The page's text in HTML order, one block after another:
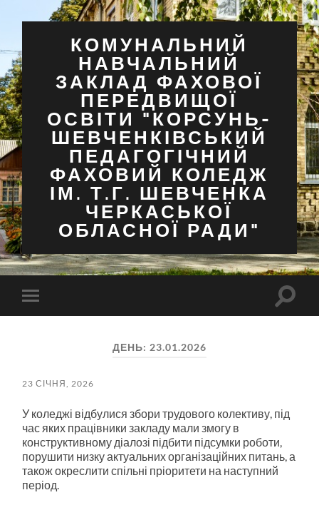
КОМУНАЛЬНИЙ
НАВЧАЛЬНИЙ
ЗАКЛАД ФАХОВОЇ
ПЕРЕДВИЩОЇ
ОСВІТИ "КОРСУНЬ-
ШЕВЧЕНКІВСЬКИЙ
ПЕДАГОГІЧНИЙ
ФАХОВИЙ КОЛЕДЖ
ІМ. Т.Г. ШЕВЧЕНКА
ЧЕРКАСЬКОЇ
ОБЛАСНОЇ РАДИ"
Перемкнути
мобільне
ДЕНЬ: 23.01.2026
23 СІЧНЯ, 2026
У коледжі відбулися збори трудового колективу, під
час яких працівники закладу мали змогу в
конструктивному діалозі підбити підсумки роботи,
порушити низку актуальних організаційних питань, а
також окреслити спільні пріоритети на наступний
період.